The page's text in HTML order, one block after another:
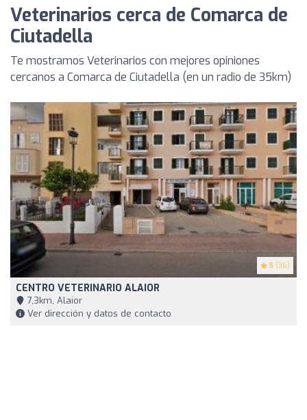
Veterinarios cerca de Comarca de
Ciutadella
Te mostramos Veterinarios con mejores opiniones
cercanos a Comarca de Ciutadella (en un radio de 35km)
5 (36)
CENTRO VETERINARIO ALAIOR
7,3km, Alaior
Ver dirección y datos de contacto